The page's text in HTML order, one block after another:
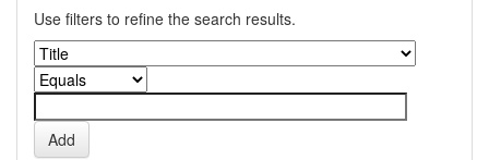
Use filters to refine the search results.